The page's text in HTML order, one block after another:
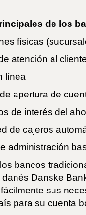
de los
físicas
atención al
línea
apertura de
de interés del
de cajeros
administración
bancos
danés Danske
sus
para su cuenta